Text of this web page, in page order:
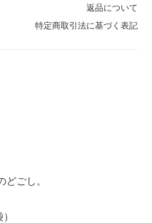
返品について
特定商取引法に基づく表記
ごし。